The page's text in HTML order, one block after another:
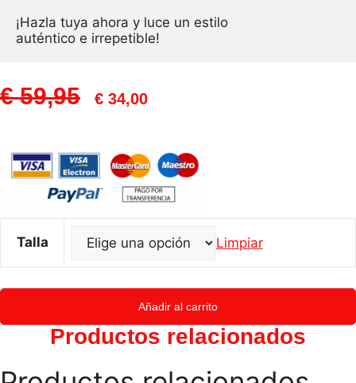
¡Hazla tuya ahora y luce un estilo
auténtico e irrepetible!
€59,95 El
Original
Era:
€ 59,95.
€ 34,00El
Actual
Es:
€ 34,00.
Talla Limpiar
Camisa
cantidad
Añadir al carrito
Productos relacionados